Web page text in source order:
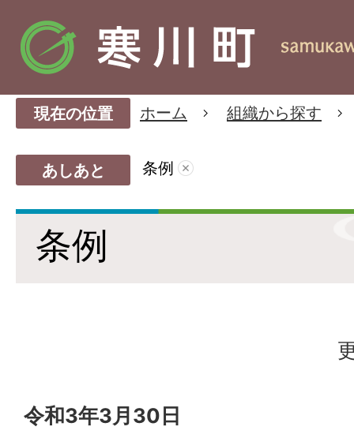
現在の位置 ホーム 組織から探す
あしあと 条例
条例
令和3年3月30日